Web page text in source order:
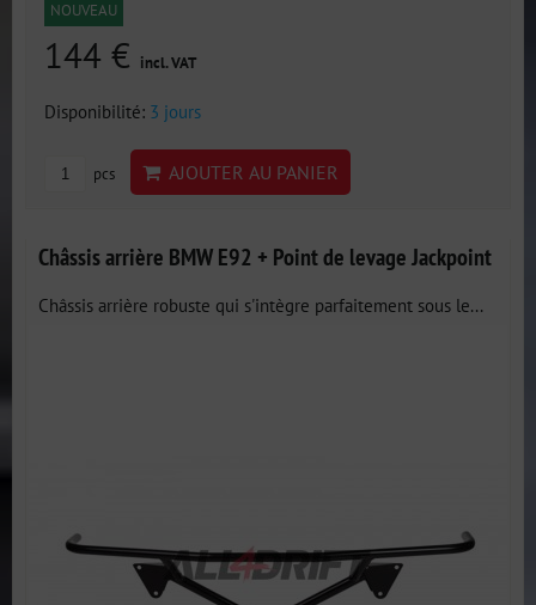
NOUVEAU
144 € incl. VAT
Disponibilité: 3 jours
pcs AJOUTER AU PANIER
Châssis arrière BMW E92 + Point de levage Jackpoint
Châssis arrière robuste qui s'intègre parfaitement sous le...